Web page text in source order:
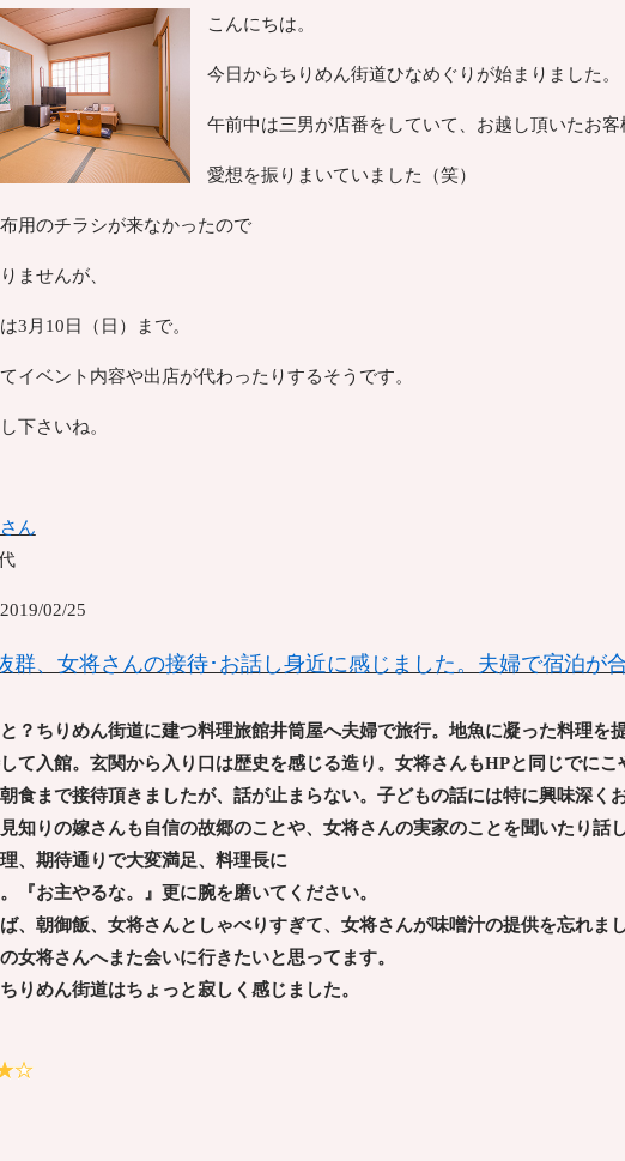
こんにちは。
今日からちりめん街道ひなめぐりが始まりました。
午前中は三男が店番をしていて、お越し頂いたお客
愛想を振りまいていました（笑）
用のチラシが来なかったので
ませんが、
3月10日（日）まで。
イベント内容や出店が代わったりするそうです。
下さいね。
ん
02/25
群、女将さんの接待･お話し身近に感じました。夫婦で宿泊が
？ちりめん街道に建つ料理旅館井筒屋へ夫婦で旅行。地魚に凝った料理を
て入館。玄関から入り口は歴史を感じる造り。女将さんもHPと同じでにこ
食まで接待頂きましたが、話が止まらない。子どもの話には特に興味深く
知りの嫁さんも自信の故郷のことや、女将さんの実家のことを聞いたり話
、期待通りで大変満足、料理長に
『お主やるな。』更に腕を磨いてください。
、朝御飯、女将さんとしゃべりすぎて、女将さんが味噌汁の提供を忘れま
女将さんへまた会いに行きたいと思ってます。
りめん街道はちょっと寂しく感じました。